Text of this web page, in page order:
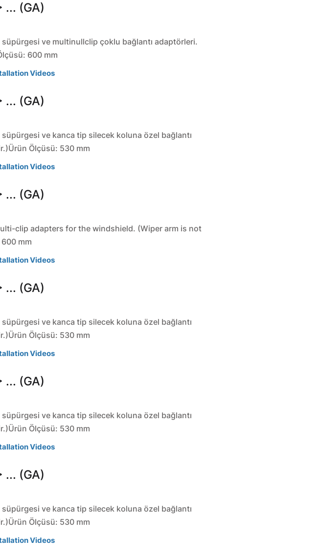
... (GA)
ve multinullclip çoklu bağlantı adaptörleri.
600 mm
Videos
... (GA)
ve kanca tip silecek koluna özel bağlantı
Ölçüsü: 530 mm
Videos
... (GA)
clip adapters for the windshield. (Wiper arm is not
mm
Videos
... (GA)
ve kanca tip silecek koluna özel bağlantı
Ölçüsü: 530 mm
Videos
... (GA)
ve kanca tip silecek koluna özel bağlantı
Ölçüsü: 530 mm
Videos
... (GA)
ve kanca tip silecek koluna özel bağlantı
Ölçüsü: 530 mm
Videos